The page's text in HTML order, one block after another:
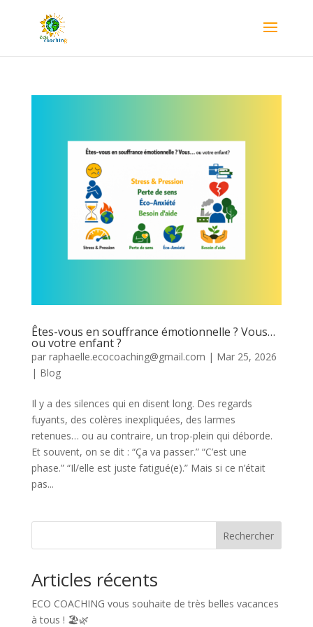
Êtes-vous en souffrance émotionnelle ? Vous…
ou votre enfant ?
par raphaelle.ecocoaching@gmail.com | Mar 25, 2026
| Blog
Il y a des silences qui en disent long. Des regards
fuyants, des colères inexpliquées, des larmes
retenues… ou au contraire, un trop-plein qui déborde.
Et souvent, on se dit : “Ça va passer.” “C’est une
phase.” “Il/elle est juste fatigué(e).” Mais si ce n’était
pas...
Rechercher
Articles récents
ECO COACHING vous souhaite de très belles vacances
à tous ! 🏖️🌿